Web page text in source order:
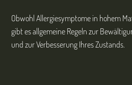
Obwohl Allergiesymptome in hohem
gibt es allgemeine Regeln zur
und zur Verbesserung Ihres Zustands.